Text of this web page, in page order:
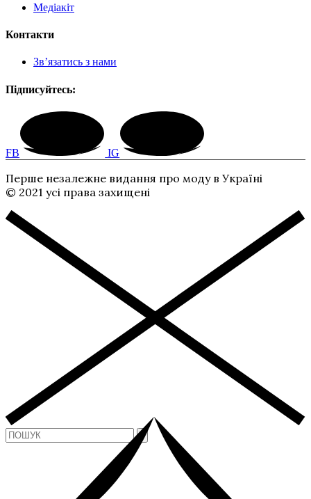
Медіакіт
Контакти
Зв’язатись з нами
Підписуйтесь:
FB IG
Перше незалежне видання про моду в Україні
© 2021 усі права захищені